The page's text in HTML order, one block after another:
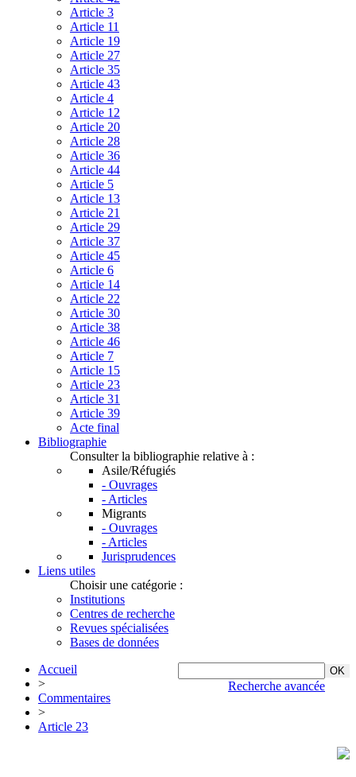
Article 3
Article 11
Article 19
Article 27
Article 35
Article 43
Article 4
Article 12
Article 20
Article 28
Article 36
Article 44
Article 5
Article 13
Article 21
Article 29
Article 37
Article 45
Article 6
Article 14
Article 22
Article 30
Article 38
Article 46
Article 7
Article 15
Article 23
Article 31
Article 39
Acte final
Bibliographie
Consulter la bibliographie relative à :
Asile/Réfugiés
- Ouvrages
- Articles
Migrants
- Ouvrages
- Articles
Jurisprudences
Liens utiles
Choisir une catégorie :
Institutions
Centres de recherche
Revues spécialisées
Bases de données
Recherche avancée
Accueil
>
Commentaires
>
Article 23